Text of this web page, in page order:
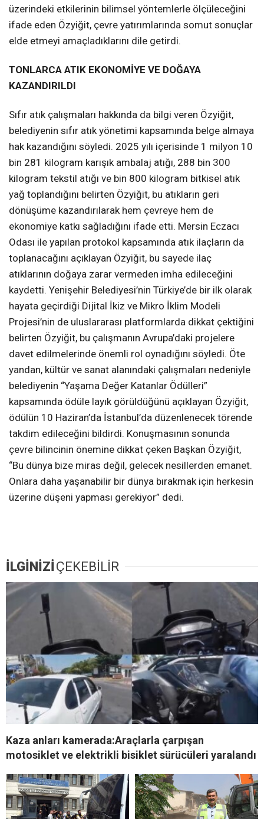
üzerindeki etkilerinin bilimsel yöntemlerle ölçüleceğini
ifade eden Özyiğit, çevre yatırımlarında somut sonuçlar
elde etmeyi amaçladıklarını dile getirdi.
TONLARCA ATIK EKONOMİYE VE DOĞAYA
KAZANDIRILDI
Sıfır atık çalışmaları hakkında da bilgi veren Özyiğit,
belediyenin sıfır atık yönetimi kapsamında belge almaya
hak kazandığını söyledi. 2025 yılı içerisinde 1 milyon 10
bin 281 kilogram karışık ambalaj atığı, 288 bin 300
kilogram tekstil atığı ve bin 800 kilogram bitkisel atık
yağ toplandığını belirten Özyiğit, bu atıkların geri
dönüşüme kazandırılarak hem çevreye hem de
ekonomiye katkı sağladığını ifade etti. Mersin Eczacı
Odası ile yapılan protokol kapsamında atık ilaçların da
toplanacağını açıklayan Özyiğit, bu sayede ilaç
atıklarının doğaya zarar vermeden imha edileceğini
kaydetti. Yenişehir Belediyesi’nin Türkiye’de bir ilk olarak
hayata geçirdiği Dijital İkiz ve Mikro İklim Modeli
Projesi’nin de uluslararası platformlarda dikkat çektiğini
belirten Özyiğit, bu çalışmanın Avrupa’daki projelere
davet edilmelerinde önemli rol oynadığını söyledi. Öte
yandan, kültür ve sanat alanındaki çalışmaları nedeniyle
belediyenin “Yaşama Değer Katanlar Ödülleri”
kapsamında ödüle layık görüldüğünü açıklayan Özyiğit,
ödülün 10 Haziran’da İstanbul’da düzenlenecek törende
takdim edileceğini bildirdi. Konuşmasının sonunda
çevre bilincinin önemine dikkat çeken Başkan Özyiğit,
“Bu dünya bize miras değil, gelecek nesillerden emanet.
Onlara daha yaşanabilir bir dünya bırakmak için herkesin
üzerine düşeni yapması gerekiyor” dedi.
İLGİNİZİÇEKEBİLİR
Kaza anları kamerada:Araçlarla çarpışan
motosiklet ve elektrikli bisiklet sürücüleri yaralandı